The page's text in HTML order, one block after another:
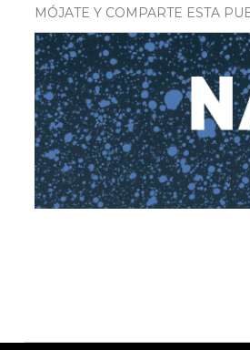
MÓJATE Y COMPARTE ESTA